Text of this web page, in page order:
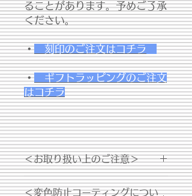
ることがあります。予めご了承
ください。
・ 刻印のご注文はコチラ
・ ギフトラッピングのご注文
はコチラ
＜お取り扱い上のご注意＞
・シルバー製品は経年変化により変色
する場合がございます。お手入れの際
＜変色防止コーティングについ